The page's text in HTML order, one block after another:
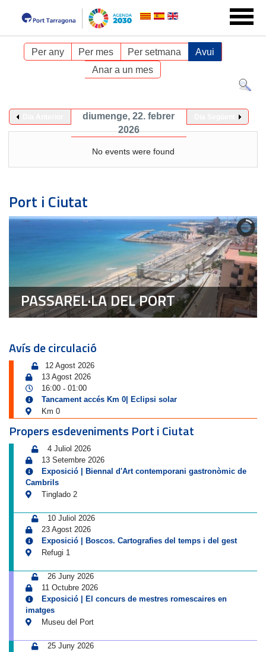
Per any Per mes Per setmana
Avui
Anar a un mes
diumenge, 22. febrer
2026
No events were found
Port i Ciutat
PASSAREL·LA DEL PORT
Avís de circulació
12 Agost 2026
13 Agost 2026
16:00 - 01:00
Tancament accés Km 0| Eclipsi solar
Km 0
Propers esdeveniments Port i Ciutat
4 Juliol 2026
13 Setembre 2026
Exposició | Biennal d'Art contemporani gastronòmic de
Cambrils
Tinglado 2
10 Juliol 2026
23 Agost 2026
Exposició | Boscos. Cartografies del temps i del gest
Refugi 1
26 Juny 2026
11 Octubre 2026
Exposició | El concurs de mestres romescaires en
imatges
Museu del Port
25 Juny 2026